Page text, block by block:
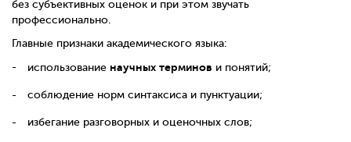
без субъективных оценок и при этом звучать
профессионально.
Главные признаки академического языка:
использование научных терминов и понятий;
соблюдение норм синтаксиса и пунктуации;
избегание разговорных и оценочных слов;